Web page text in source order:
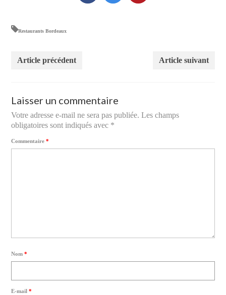
Restaurants Bordeaux
Article précédent Article suivant
Laisser un commentaire
Votre adresse e-mail ne sera pas publiée. Les champs
obligatoires sont indiqués avec *
Commentaire*
Nom*
E-mail*